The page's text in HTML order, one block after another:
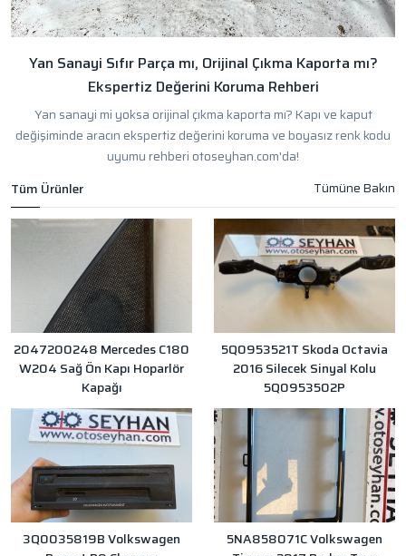
Yan Sanayi Sıfır Parça mı, Orijinal Çıkma Kaporta mı?
Ekspertiz Değerini Koruma Rehberi
Yan sanayi mi yoksa orijinal çıkma kaporta mı? Kapı ve kaput
değişiminde aracın ekspertiz değerini koruma ve boyasız renk kodu
uyumu rehberi otoseyhan.com'da!
Tüm Ürünler
2047200248 Mercedes C180
W204 Sağ Ön Kapı Hoparlör
Kapağı
5Q0953521T Skoda Octavia
2016 Silecek Sinyal Kolu
5Q0953502P
3Q0035819B Volkswagen
5NA858071C Volkswagen